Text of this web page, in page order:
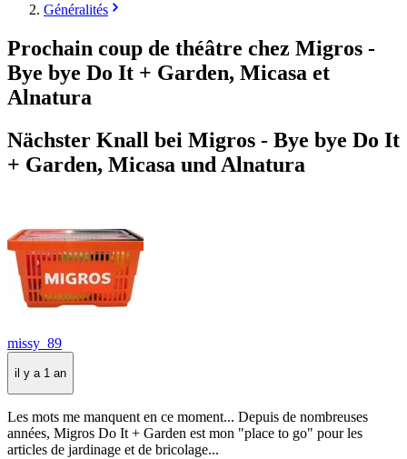
Généralités
Prochain coup de théâtre chez Migros -
Bye bye Do It + Garden, Micasa et
Alnatura
Nächster Knall bei Migros - Bye bye Do It
+ Garden, Micasa und Alnatura
missy_89
il y a 1 an
Les mots me manquent en ce moment... Depuis de nombreuses
années, Migros Do It + Garden est mon "place to go" pour les
articles de jardinage et de bricolage...